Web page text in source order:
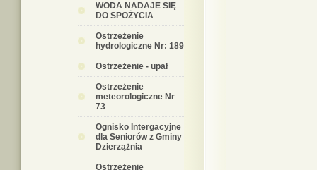
WODA NADAJE SIĘ
DO SPOŻYCIA
Ostrzeżenie
hydrologiczne Nr: 189
Ostrzeżenie - upał
Ostrzeżenie
meteorologiczne Nr
73
Ognisko Intergacyjne
dla Seniorów z Gminy
Dzierzążnia
Ostrzeżenie